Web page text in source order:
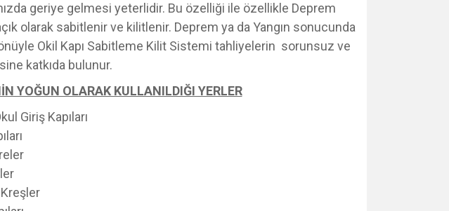
geriye gelmesi yeterlidir. Bu özelliği ile özellikle Deprem
olarak sabitlenir ve kilitlenir. Deprem ya da Yangın sonucunda
Okil Kapı Sabitleme Kilit Sistemi tahliyelerin sorunsuz ve
katkıda bulunur.
YOĞUN OLARAK KULLANILDIĞI YERLER
Giriş Kapıları